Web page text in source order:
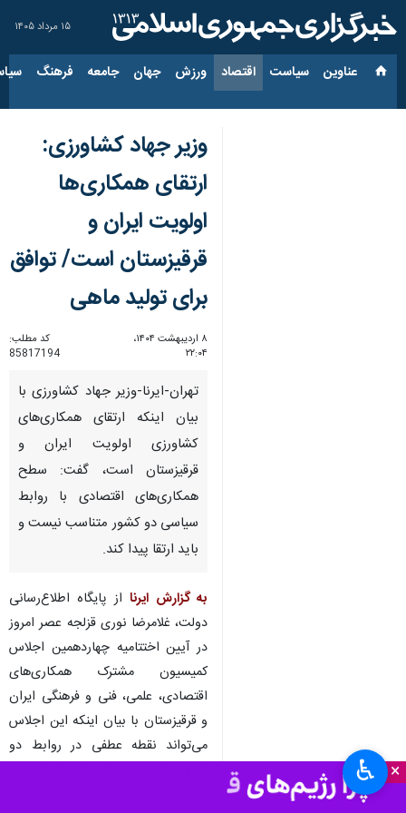
۱۵ مرداد ۱۴۰۵
عناوین‌ سیاست اقتصاد ورزش جهان جامعه فرهنگ
×
وزیر جهاد کشاورزی:
ارتقای همکاری‌ها
اولویت ایران و
قرقیزستان است/ توافق
برای تولید ماهی
۸ اردیبهشت ۱۴۰۴،
۲۲:۰۴
کد مطلب:
85817194
تهران-ایرنا-وزیر جهاد کشاورزی با
بیان اینکه ارتقای همکاری‌های
کشاورزی اولویت ایران و
قرقیزستان است، گفت: سطح
همکاری‌های اقتصادی با روابط
سیاسی دو کشور متناسب نیست و
باید ارتقا پیدا کند.
به گزارش ایرنااز پایگاه اطلاع‌رسانی
دولت، غلامرضا نوری قزلجه عصر امروز
در آیین اختتامیه چهاردهمین اجلاس
کمیسیون مشترک همکاری‌های
اقتصادی، علمی، فنی و فرهنگی ایران
و قرقیزستان با بیان اینکه این اجلاس
می‌تواند نقطه عطفی در روابط دو
♿︎